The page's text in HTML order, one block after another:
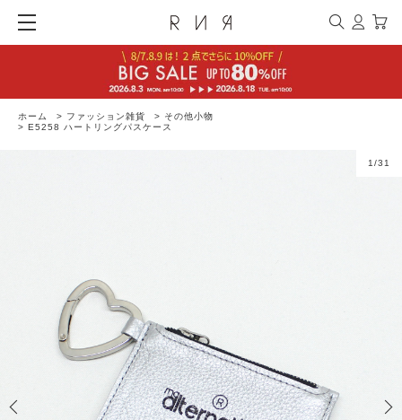
ホーム > ファッション雑貨 > その他小物
> E5258 ハートリングパスケース
1 /31